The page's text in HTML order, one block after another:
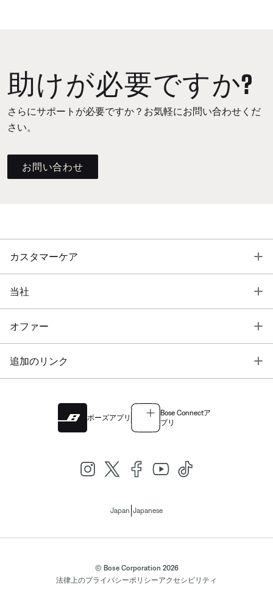
助けが必要ですか?
さらにサポートが必要ですか？お気軽にお問い合わせくだ
さい。
お問い合わせ
カスタマーケア
当社
オファー
追加のリンク
ボーズアプリ
Bose Connectア
プリ
Japan Japanese
© Bose Corporation 2026
法律上のプライバシーポリシーアクセシビリティ